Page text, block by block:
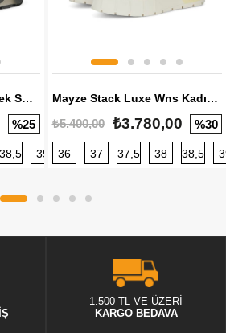
Rs-X Efekt Gradient Erkek Sneaker
%25
38,5 39 40 40,5 41 42 42,5
Mayze Stack Luxe Wns Kadın Sneaker
₺5.400,00 ₺3.780,00 %30
36 37 37,5 38 38,5
1.500 TL VE ÜZERİ
KARGO BEDAVA